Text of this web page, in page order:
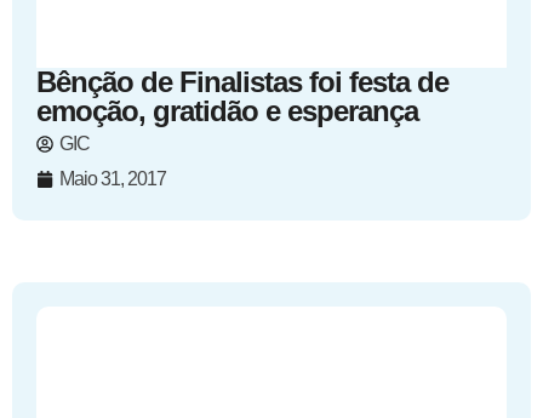
Bênção de Finalistas foi festa de
emoção, gratidão e esperança
GIC
Maio 31, 2017